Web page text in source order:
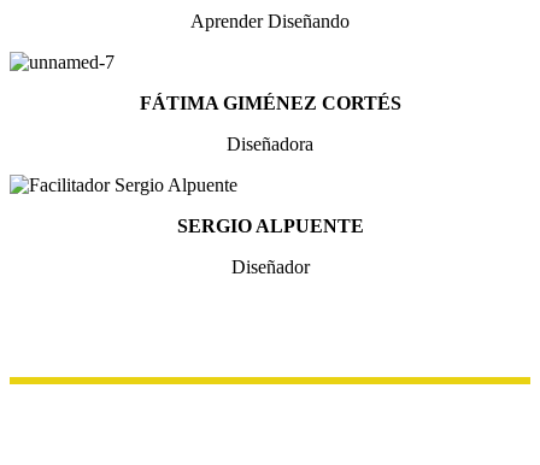
Aprender Diseñando
FÁTIMA GIMÉNEZ CORTÉS
Diseñadora
SERGIO ALPUENTE
Diseñador